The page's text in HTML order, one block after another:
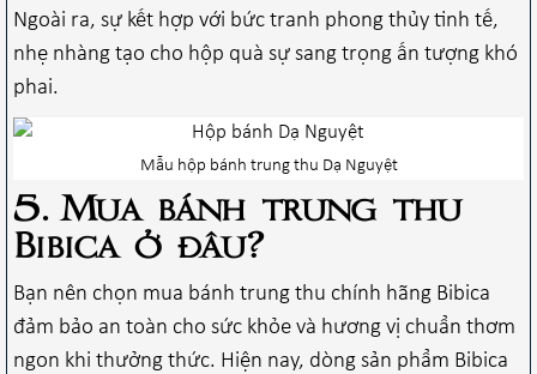
Ngoài ra, sự kết hợp với bức tranh phong thủy tinh tế,
nhẹ nhàng tạo cho hộp quà sự sang trọng ấn tượng khó
phai.
Mẫu hộp bánh trung thu Dạ Nguyệt
5. Mua bánh trung thu
Bibica ở đâu?
Bạn nên chọn mua bánh trung thu chính hãng Bibica
đảm bảo an toàn cho sức khỏe và hương vị chuẩn thơm
ngon khi thưởng thức. Hiện nay, dòng sản phẩm Bibica